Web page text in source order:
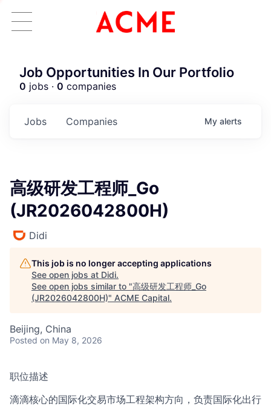
ACME Homepage
Job Opportunities In Our Portfolio
0 jobs · 0 companies
Jobs Companies My alerts
高级研发工程师_Go
(JR2026042800H)
Didi
This job is no longer accepting applications
See open jobs at Didi.
See open jobs similar to "高级研发工程师_Go
(JR2026042800H)" ACME Capital.
Beijing, China
Posted on May 8, 2026
职位描述
滴滴核心的国际化交易市场工程架构方向，负责国际化出行